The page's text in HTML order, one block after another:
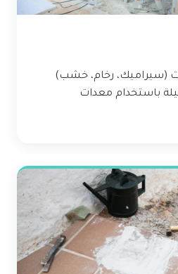
(سيراميك، رخام، خشب)
باستخدام معدات